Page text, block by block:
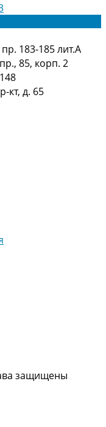
183-185 лит.А
85, корп. 2
кт, д. 65
защищены